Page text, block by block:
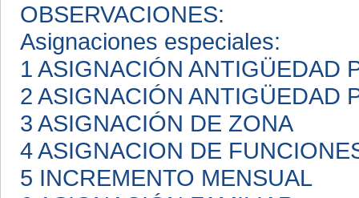
OBSERVACIONES:
Asignaciones especiales:
1 ASIGNACIÓN ANTIGÜEDAD
2 ASIGNACIÓN ANTIGÜEDAD
3 ASIGNACIÓN DE ZONA
4 ASIGNACION DE
5 INCREMENTO MENSUAL